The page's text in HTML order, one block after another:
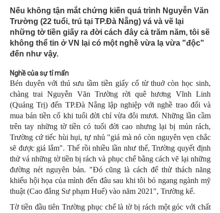
Nếu không tận mắt chứng kiến quá trình Nguyễn Văn
Trường (22 tuổi, trú tại TP.Đà Nẵng) vá và vẽ lại
những tờ tiền giấy ra đời cách đây cả trăm năm, tôi sẽ
không thể tin ở VN lại có một nghề vừa lạ vừa "độc"
đến như vậy.
Nghề của sự tỉ mẩn
Bén duyên với thú sưu tầm tiền giấy cổ từ thuở còn học sinh,
chàng trai Nguyễn Văn Trường rời quê hương Vĩnh Linh
(Quảng Trị) đến TP.Đà Nẵng lập nghiệp với nghề trao đổi và
mua bán tiền cổ khi tuổi đời chỉ vừa đôi mươi. Những lần cầm
trên tay những tờ tiền có tuổi đời cao nhưng lại bị mủn rách,
Trường cứ tiếc hùi hụi, tự nhủ "giá mà nó còn nguyên vẹn chắc
sẽ được giá lắm". Thế rồi nhiều lần như thế, Trường quyết định
thử vá những tờ tiền bị rách và phục chế bằng cách vẽ lại những
đường nét nguyên bản. "Đó cũng là cách để thử thách năng
khiếu hội họa của mình đến đâu sau khi tôi bỏ ngang ngành mỹ
thuật (Cao đẳng Sư phạm Huế) vào năm 2021", Trường kể.
Tờ tiền đầu tiên Trường phục chế là tờ bị rách một góc với chất